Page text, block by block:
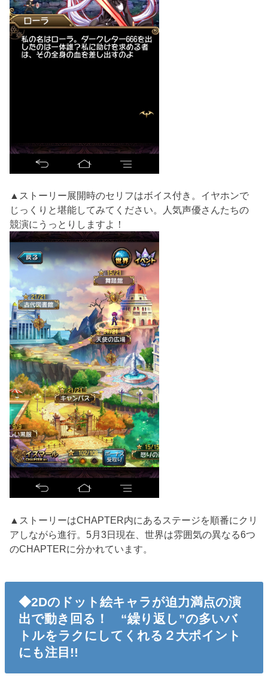
▲ストーリー展開時のセリフはボイス付き。イヤホンで
じっくりと堪能してみてください。人気声優さんたちの
競演にうっとりしますよ！
▲ストーリーはCHAPTER内にあるステージを順番にクリ
アしながら進行。5月3日現在、世界は雰囲気の異なる6つ
のCHAPTERに分かれています。
◆2Dのドット絵キャラが迫力満点の演
出で動き回る！ “繰り返し”の多いバ
トルをラクにしてくれる２大ポイント
にも注目!!